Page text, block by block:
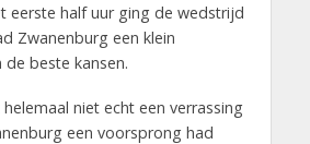
eerste half uur ging de wedstrijd
Zwanenburg een klein
beste kansen.
niet echt een verrassing
een voorsprong had